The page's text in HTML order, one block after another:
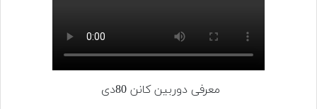
معرفی دوربین کانن 80دی